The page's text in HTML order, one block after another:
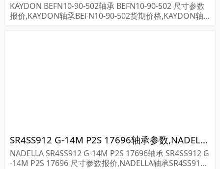
KAYDON BEFN10-90-502轴承 BEFN10-90-502 尺寸参数
报价,KAYDON轴承BEFN10-90-502货期价格,KAYDON轴
SR4SS912 G-14M P2S 17696轴承参数,NADELLA轴承SR4SS912 G-14M P2S 17696重量
NADELLA SR4SS912 G-14M P2S 17696轴承 SR4SS912 G
-14M P2S 17696 尺寸参数报价,NADELLA轴承SR4SS912